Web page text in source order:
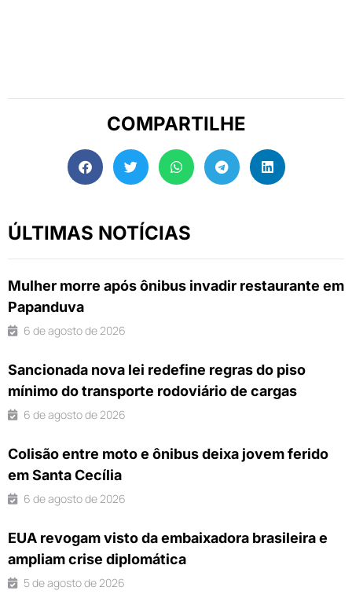
COMPARTILHE
ÚLTIMAS NOTÍCIAS
Mulher morre após ônibus invadir restaurante em
Papanduva
6 de agosto de 2026
Sancionada nova lei redefine regras do piso
mínimo do transporte rodoviário de cargas
6 de agosto de 2026
Colisão entre moto e ônibus deixa jovem ferido
em Santa Cecília
6 de agosto de 2026
EUA revogam visto da embaixadora brasileira e
ampliam crise diplomática
5 de agosto de 2026